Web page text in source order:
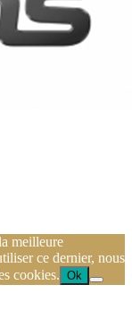
meilleure
ce dernier, nous
cookies. Ok